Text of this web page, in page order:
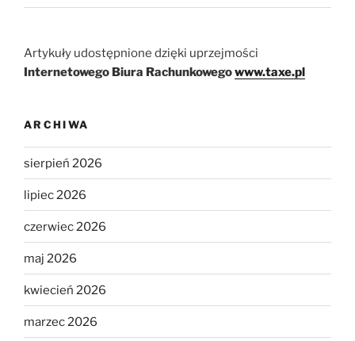
Artykuły udostępnione dzięki uprzejmości
Internetowego Biura Rachunkowegowww.taxe.pl
ARCHIWA
sierpień 2026
lipiec 2026
czerwiec 2026
maj 2026
kwiecień 2026
marzec 2026